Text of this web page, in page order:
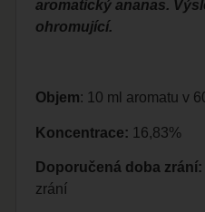
aromatický ananas.
ohromující.
Objem: 10 ml aromatu v
Koncentrace: 16,83%
Doporučená doba zrání:
zrání